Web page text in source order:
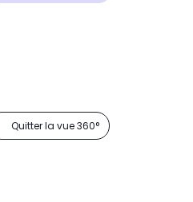
Quitter la vue 360°